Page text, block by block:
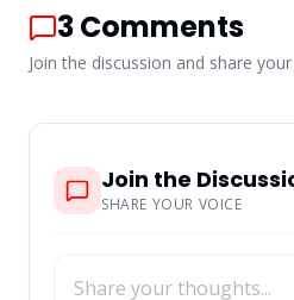
3Comments
Join the discussion and share
Join the
SHARE YOUR VOICE